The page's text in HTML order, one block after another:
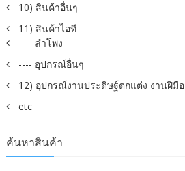
10) สินค้าอื่นๆ
11) สินค้าไอที
---- ลำโพง
---- อุปกรณ์อื่นๆ
12) อุปกรณ์งานประดิษฐ์ตกแต่ง งานฝีมือ
etc
ค้นหาสินค้า